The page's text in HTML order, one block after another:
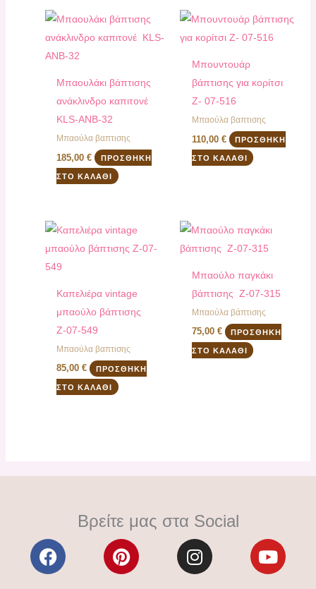
Μπαουλάκι βάπτισης
ανάκλινδρο καπιτονέ
KLS-ANB-32
Μπαούλα βαπτισης
185,00€ ΠΡΟΣΘΉΚΗ
ΣΤΟ ΚΑΛΆΘΙ
Μπουντουάρ
βάπτισης για κορίτσι
Ζ- 07-516
Μπαούλα βαπτισης
110,00 € ΠΡΟΣΘΉΚΗ
ΣΤΟ ΚΑΛΆΘΙ
Καπελιέρα vintage
μπαούλο βάπτισης
Ζ-07-549
Μπαούλα βαπτισης
85,00€ ΠΡΟΣΘΉΚΗ
ΣΤΟ ΚΑΛΆΘΙ
Μπαούλο παγκάκι
βάπτισης Ζ-07-315
Μπαούλα βάπτισης
75,00 € ΠΡΟΣΘΉΚΗ
ΣΤΟ ΚΑΛΆΘΙ
Βρείτε μας στα Social
F
a
P
i
I
n
Y
o